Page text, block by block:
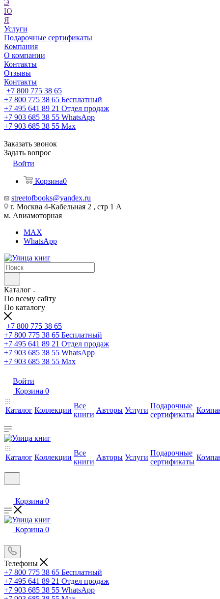
Э
Ю
Я
Услуги
Подарочные сертификаты
Компания
О компании
Контакты
Отзывы
Контакты
+7 800 775 38 65
+7 800 775 38 65 Бесплатный
+7 495 641 89 21 Отдел продаж
+7 903 685 38 55 WhatsApp
+7 903 685 38 55 Max
Заказать звонок
Задать вопрос
Войти
Корзина0
streetofbooks@yandex.ru
г. Москва 4-Кабельная 2 , стр 1 А
м. Авиамоторная
MAX
WhatsApp
Каталог
По всему сайту
По каталогу
+7 800 775 38 65
+7 800 775 38 65 Бесплатный
+7 495 641 89 21 Отдел продаж
+7 903 685 38 55 WhatsApp
+7 903 685 38 55 Max
Войти
Корзина 0
Каталог Коллекции
Все
книги
Авторы Услуги
Подарочные
сертификаты
Каталог Коллекции
Все
книги
Авторы Услуги
Подарочные
сертификаты
Корзина 0
Корзина 0
Телефоны
+7 800 775 38 65 Бесплатный
+7 495 641 89 21 Отдел продаж
+7 903 685 38 55 WhatsApp